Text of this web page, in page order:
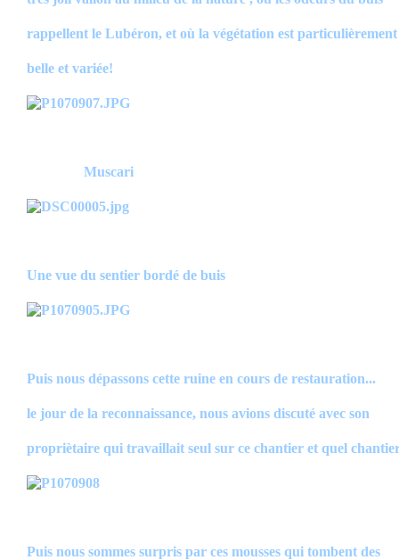
rappellent le Lubéron, et où la végétation est particulièrement
belle et variée!
Muscari
Une vue du sentier bordé de buis
Puis nous dépassons cette ruine en cours de restauration...
le jour de la reconnaissance, nous avions discuté avec son
propriètaire qui travaillait seul sur ce chantier et quel
Puis nous sommes surpris par ces mousses qui tombent des